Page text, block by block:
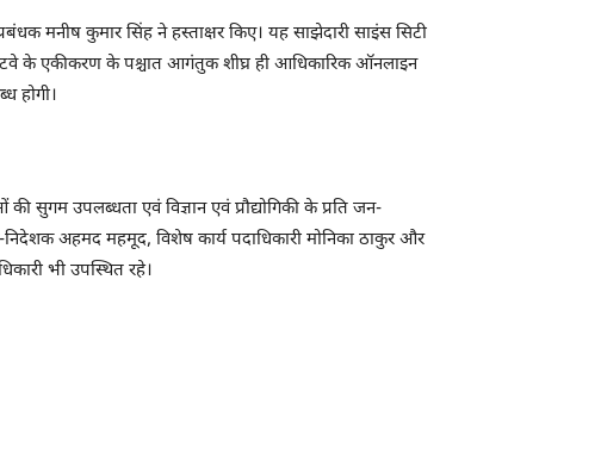
मनीष कुमार सिंह ने हस्ताक्षर किए। यह साझेदारी साइंस सिटी
के एकीकरण के पश्चात आगंतुक शीघ्र ही आधिकारिक ऑनलाइन
होगी।
उपलब्धता एवं विज्ञान एवं प्रौद्योगिकी के प्रति जन-
अहमद महमूद, विशेष कार्य पदाधिकारी मोनिका ठाकुर और
भी उपस्थित रहे।